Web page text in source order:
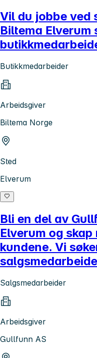
Vil du jobbe ved
Biltema Elverum
Butikkmedarbeider
Arbeidsgiver
Biltema Norge
Sted
Elverum
Bli en del av
Elverum og
kundene. Vi
Salgsmedarbeider
Arbeidsgiver
Gullfunn AS